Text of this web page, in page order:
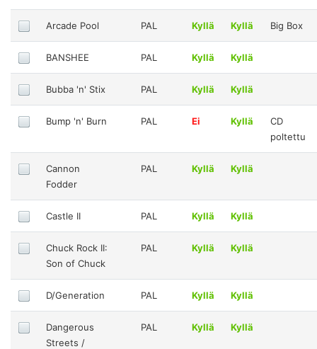
Arcade Pool PAL Kyllä Kyllä Big Box
BANSHEE PAL Kyllä Kyllä
Bubba 'n' Stix PAL Kyllä Kyllä
Bump 'n' Burn PAL Ei Kyllä
CD
poltettu
Cannon
Fodder
PAL Kyllä Kyllä
Castle II PAL Kyllä Kyllä
Chuck Rock II:
Son of Chuck
PAL Kyllä Kyllä
D/Generation PAL Kyllä Kyllä
Dangerous
Streets /
PAL Kyllä Kyllä